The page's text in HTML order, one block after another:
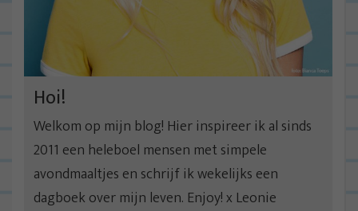
e
Hoi!
Welkom op mijn blog! Hier inspireer ik al sinds
2011 een heleboel mensen met simpele
avondmaaltjes en schrijf ik wekelijks een
dagboek over mijn leven. Enjoy! x Leonie